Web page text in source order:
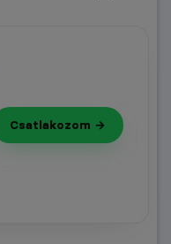
Csatlakozom →